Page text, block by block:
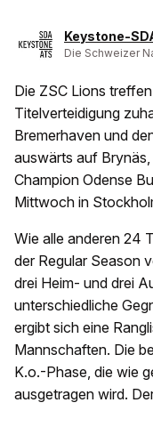
Keystone-
Die Schweizer
Die ZSC Lions
Titelverteidigung
Bremerhaven und
auswärts auf
Champion Odense
Mittwoch in
Wie alle anderen 24
der Regular Season
drei Heim- und drei
unterschiedliche
ergibt sich eine
Mannschaften. Die
K.o.-Phase, die wie
ausgetragen wird.